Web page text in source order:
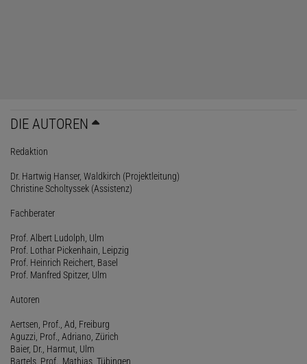
DIE AUTOREN
Redaktion
Dr. Hartwig Hanser, Waldkirch (Projektleitung)
Christine Scholtyssek (Assistenz)
Fachberater
Prof. Albert Ludolph, Ulm
Prof. Lothar Pickenhain, Leipzig
Prof. Heinrich Reichert, Basel
Prof. Manfred Spitzer, Ulm
Autoren
Aertsen, Prof., Ad, Freiburg
Aguzzi, Prof., Adriano, Zürich
Baier, Dr., Harmut, Ulm
Bartels, Prof., Mathias, Tübingen